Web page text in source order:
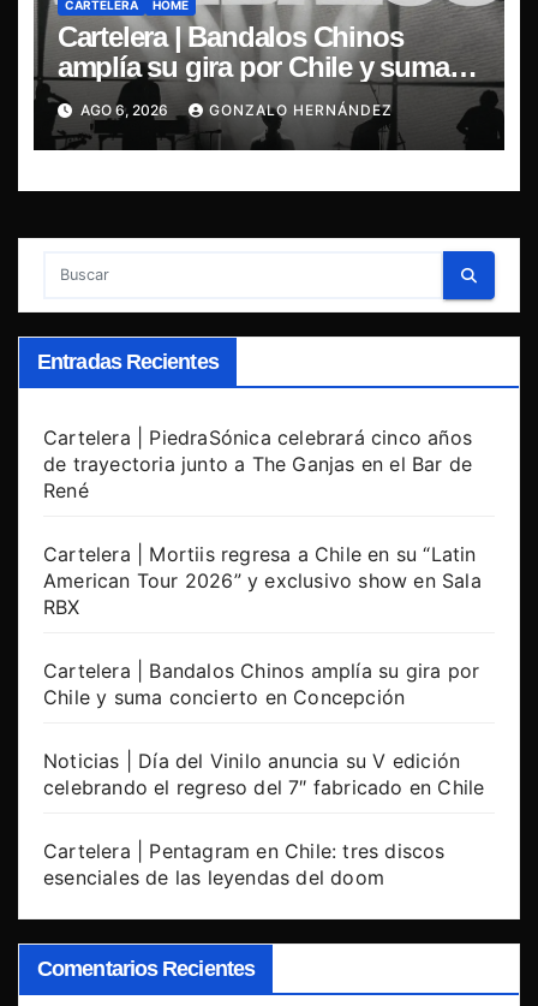
CARTELERA HOME
Cartelera | Bandalos Chinos
amplía su gira por Chile y suma
concierto en Concepción
AGO 6, 2026 GONZALO HERNÁNDEZ
Entradas Recientes
Cartelera | PiedraSónica celebrará cinco años
de trayectoria junto a The Ganjas en el Bar de
René
Cartelera | Mortiis regresa a Chile en su “Latin
American Tour 2026” y exclusivo show en Sala
RBX
Cartelera | Bandalos Chinos amplía su gira por
Chile y suma concierto en Concepción
Noticias | Día del Vinilo anuncia su V edición
celebrando el regreso del 7″ fabricado en Chile
Cartelera | Pentagram en Chile: tres discos
esenciales de las leyendas del doom
Comentarios Recientes